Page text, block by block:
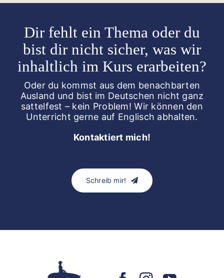
Dir fehlt ein Thema oder du
bist dir nicht sicher, was wir
inhaltlich im Kurs erarbeiten?
Oder du kommst aus dem benachbarten
Ausland und bist im Deutschen nicht ganz
sattelfest – kein Problem! Wir können den
Unterricht gerne auf Englisch abhalten.
Kontaktiert mich!
Schreib mir!